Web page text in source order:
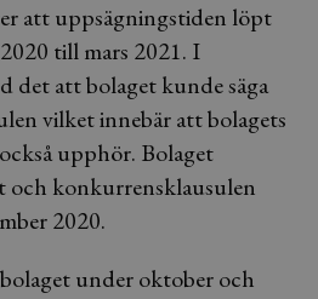
att uppsägningstiden löpt
till mars 2021. I
det att bolaget kunde säga
vilket innebär att bolagets
upphör. Bolaget
konkurrensklausulen
2020.
under oktober och